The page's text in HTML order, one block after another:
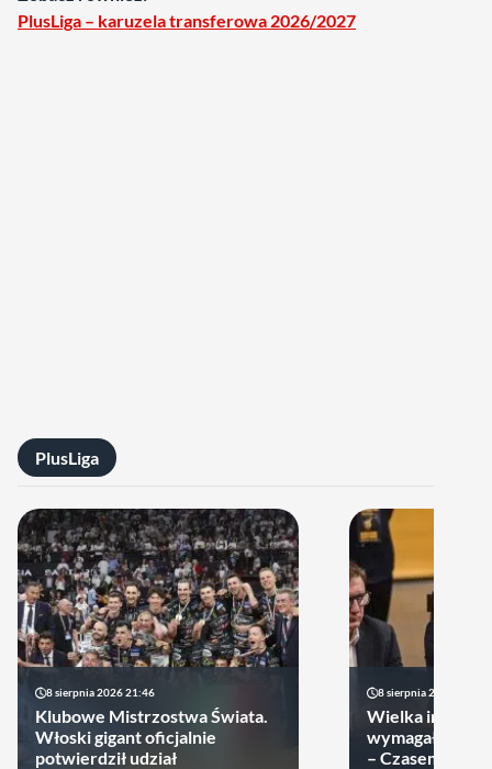
PlusLiga – karuzela transferowa 2026/2027
PlusLiga
8 sierpnia 2026 21:46
Klubowe Mistrzostwa Świata.
Włoski gigant oficjalnie
potwierdził udział
8 sierpnia 2026 19:22
Wielka impreza
wymagała
– Czasem